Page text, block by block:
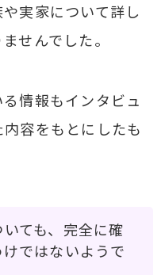
実家について詳し
せんでした。
情報もインタビュ
容をもとにしたも
ても、完全に確
ではないようで